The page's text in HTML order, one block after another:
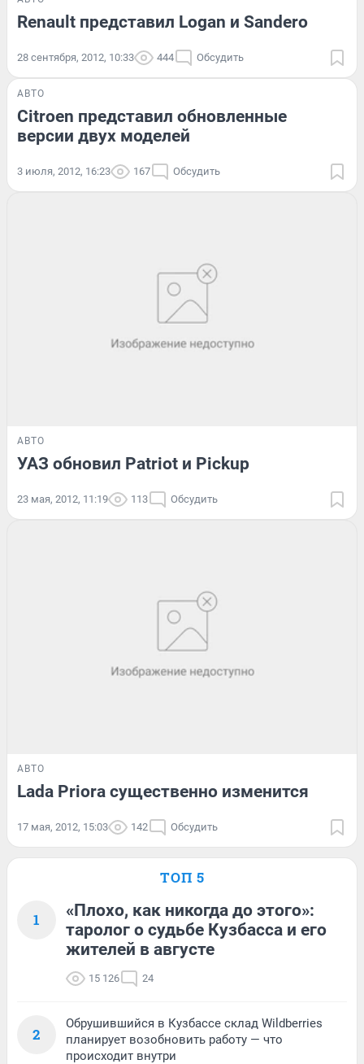
Renault представил Logan и Sandero
28 сентября, 2012, 10:33 444 Обсудить
АВТО
Citroen представил обновленные
версии двух моделей
3 июля, 2012, 16:23 167 Обсудить
АВТО
УАЗ обновил Patriot и Pickup
23 мая, 2012, 11:19 113 Обсудить
АВТО
Lada Priora существенно изменится
17 мая, 2012, 15:03 142 Обсудить
ТОП 5
1
«Плохо, как никогда до этого»:
таролог о судьбе Кузбасса и его
жителей в августе
15 126 24
2
Обрушившийся в Кузбассе склад Wildberries
планирует возобновить работу — что
происходит внутри